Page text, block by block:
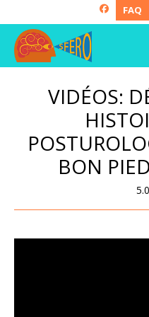
FAQ
VIDÉOS:
BON